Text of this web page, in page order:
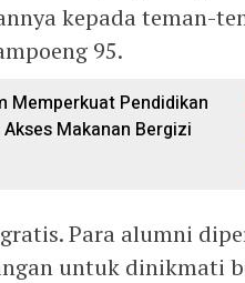
kepada teman-
95.
Memperkuat Pendidikan
Makanan Bergizi
Para alumni
untuk dinikmati